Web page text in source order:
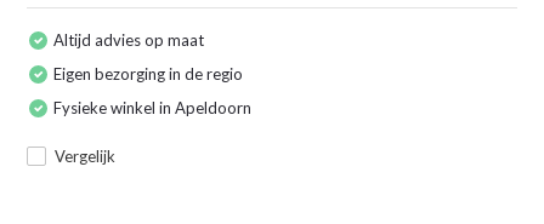
Altijd advies op maat
Eigen bezorging in de regio
Fysieke winkel in Apeldoorn
Vergelijk